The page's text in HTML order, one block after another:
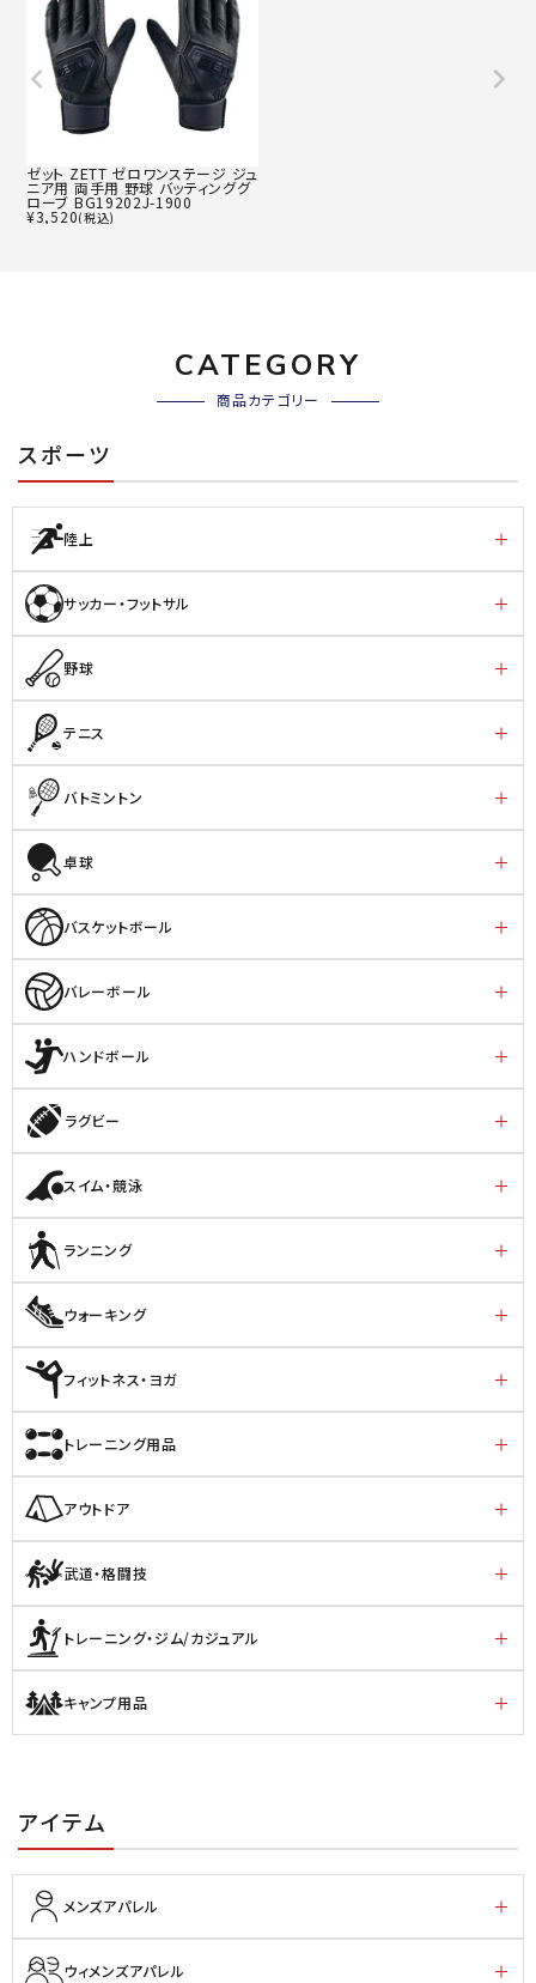
ゼット ZETT ゼロワンステージ ジュ
ニア用 両手用 野球 バッティンググ
ローブ BG19202J-1900
¥3,520(税込)
CATEGORY
商品カテゴリー
スポーツ
陸上
サッカー・フットサル
野球
テニス
バトミントン
卓球
バスケットボール
バレーボール
ハンドボール
ラグビー
スイム・競泳
ランニング
ウォーキング
フィットネス・ヨガ
トレーニング用品
アウトドア
武道・格闘技
トレーニング・ジム/カジュアル
キャンプ用品
アイテム
メンズアパレル
ウィメンズアパレル